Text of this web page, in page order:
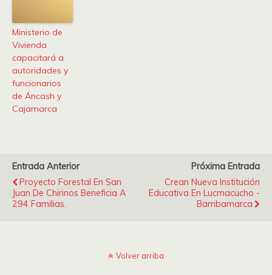
Ministerio de
Vivienda
capacitará a
autoridades y
funcionarios
de Áncash y
Cajamarca
Entrada Anterior
Proyecto Forestal En San
Juan De Chirinos Beneficia A
294 Familias.
Próxima Entrada
Crean Nueva Institución
Educativa En Lucmacucho -
Bambamarca
Volver arriba